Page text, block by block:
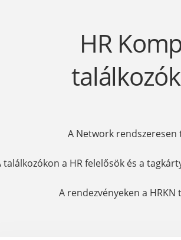
HR
A Network rendszeresen
találkozókon a HR felelősök és a
A rendezvényeken a